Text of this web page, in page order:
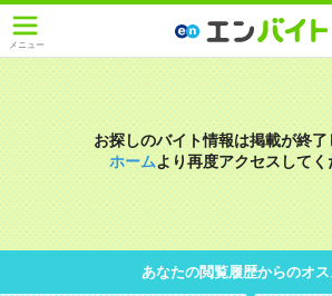
メニュー
お探しのバイト情報は掲載が終了
ホームより再度アクセスしてく
あなたの閲覧履歴からのオス